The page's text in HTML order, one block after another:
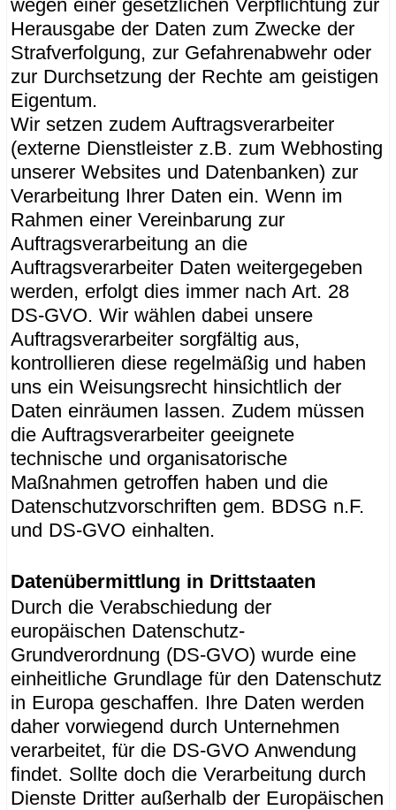
wegen einer gesetzlichen Verpflichtung zur
Herausgabe der Daten zum Zwecke der
Strafverfolgung, zur Gefahrenabwehr oder
zur Durchsetzung der Rechte am geistigen
Eigentum.
Wir setzen zudem Auftragsverarbeiter
(externe Dienstleister z.B. zum Webhosting
unserer Websites und Datenbanken) zur
Verarbeitung Ihrer Daten ein. Wenn im
Rahmen einer Vereinbarung zur
Auftragsverarbeitung an die
Auftragsverarbeiter Daten weitergegeben
werden, erfolgt dies immer nach Art. 28
DS-GVO. Wir wählen dabei unsere
Auftragsverarbeiter sorgfältig aus,
kontrollieren diese regelmäßig und haben
uns ein Weisungsrecht hinsichtlich der
Daten einräumen lassen. Zudem müssen
die Auftragsverarbeiter geeignete
technische und organisatorische
Maßnahmen getroffen haben und die
Datenschutzvorschriften gem. BDSG n.F.
und DS-GVO einhalten.
Datenübermittlung in Drittstaaten
Durch die Verabschiedung der
europäischen Datenschutz-
Grundverordnung (DS-GVO) wurde eine
einheitliche Grundlage für den Datenschutz
in Europa geschaffen. Ihre Daten werden
daher vorwiegend durch Unternehmen
verarbeitet, für die DS-GVO Anwendung
findet. Sollte doch die Verarbeitung durch
Dienste Dritter außerhalb der Europäischen